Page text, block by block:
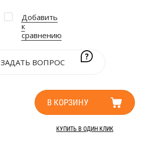
Добавить
к
сравнению
ЗАДАТЬ ВОПРОС
В КОРЗИНУ
КУПИТЬ В ОДИН КЛИК